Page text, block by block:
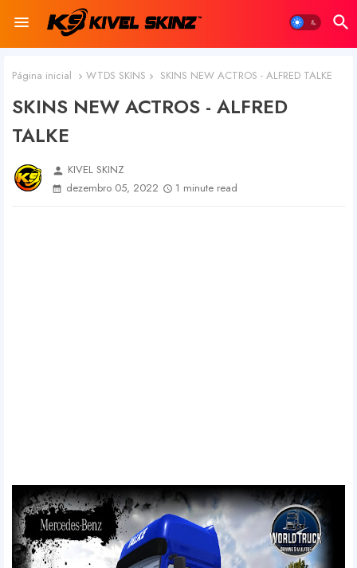
Página inicial WTDS SKINS SKINS NEW ACTROS - ALFRED TALKE
SKINS NEW ACTROS - ALFRED
TALKE
person KIVEL SKINZ
dezembro 05, 2022
1 minute read